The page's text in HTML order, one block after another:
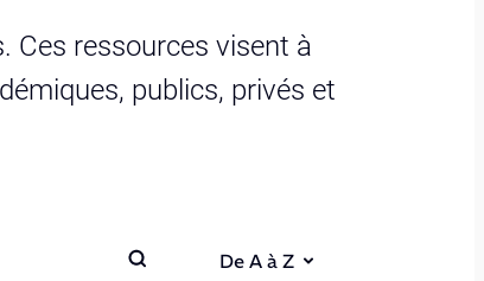
Ces ressources visent à
publics, privés et
De A à Z